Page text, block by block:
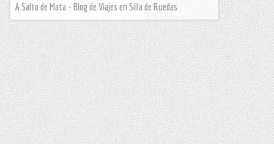
A Salto de Mata - Blog de Viajes en Silla de Ruedas